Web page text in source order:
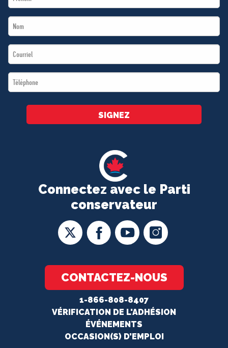
Connectez avec le Parti
conservateur
CONTACTEZ-NOUS
1-866-808-8407
VÉRIFICATION DE L'ADHÉSION
ÉVÉNEMENTS
OCCASION(S) D’EMPLOI
Name
Last
Name
Email
*
Téléphone
*
SIGNEZ